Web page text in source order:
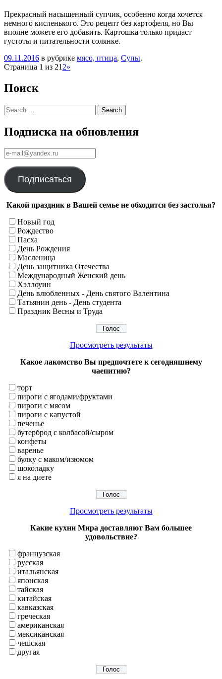
Прекрасный насыщенный супчик, особенно когда хочется
немного кисленького. Это рецепт без картофеля, но Вы
вполне можете его добавить. Картошка только придаст
густоты и питательности солянке.
09.11.2016 в рубрике мясо, птица, Супы.
Навигация
Страница 1 из 21 2»
Поиск
Search
Подписка на обновления
е-
mail@yandex.ru
Подписаться
Какой праздник в Вашей семье не обходится без застолья?
Новый год
Рождество
Пасха
День Рождения
Масленица
День защитника Отечества
Международный Женский день
Хэллоуин
День влюбленных - День святого Валентина
Татьянин день - День студента
Праздник Весны и Труда
Просмотреть результаты
Какое лакомство Вы предпочтете к сегодняшнему
чаепитию?
торт
пироги с ягодами/фруктами
пироги с мясом
пироги с капустой
печенье
бутерброд с колбасой/сыром
конфеты
варенье
булку с маком/изюмом
шоколадку
я на диете
Просмотреть результаты
Какие кухни Мира доставляют Вам большее
удовольствие?
французская
русская
итальянская
японская
тайская
китайская
кавказская
греческая
американская
мексиканская
чешская
другая